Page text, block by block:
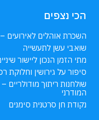
הכי נצפים
השכרת אוהלים לאירועים
שואבי עשן לתעשייה
מתי הזמן הנכון ליישור
סיפור על גירושין וחלוקת
שולחנות ריתוך מודולריים
המודרני
נקודת חן סרטנית סימנים